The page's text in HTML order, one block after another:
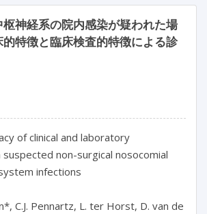
神経系の院内感染が疑われた場
特徴と臨床検査的特徴による診
of clinical and laboratory
non-surgical nosocomial
infections
C.J. Pennartz, L. ter Horst, D. van de